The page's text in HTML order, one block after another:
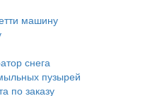
машину
снега
пузырей
по заказу